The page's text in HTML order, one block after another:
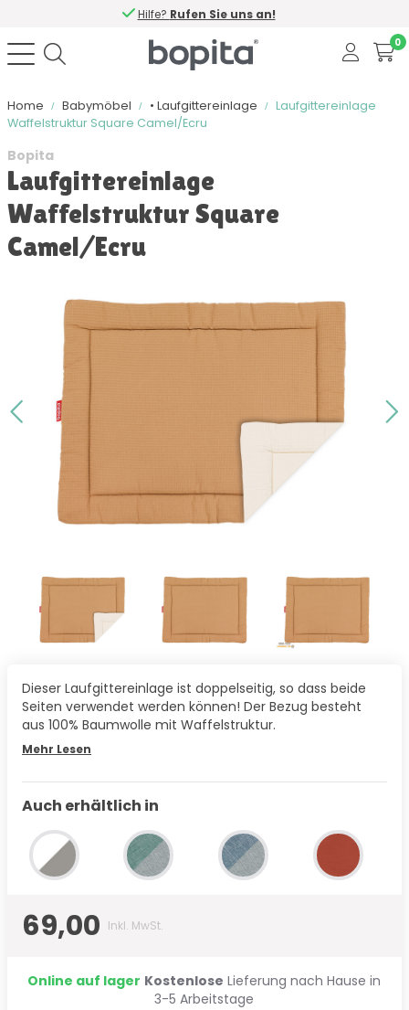
Hilfe? Rufen Sie uns an!
0
Home Babymöbel • Laufgittereinlage
Laufgittereinlage
Waffelstruktur Square Camel/Ecru
Bopita
Laufgittereinlage
Waffelstruktur Square
Camel/Ecru
Dieser Laufgittereinlage ist doppelseitig, so dass beide
Seiten verwendet werden können! Der Bezug besteht
aus 100% Baumwolle mit Waffelstruktur.
Mehr Lesen
Auch erhältlich in
69,00 Inkl. MwSt.
Online auf lager Kostenlose Lieferung nach Hause in
3-5 Arbeitstage